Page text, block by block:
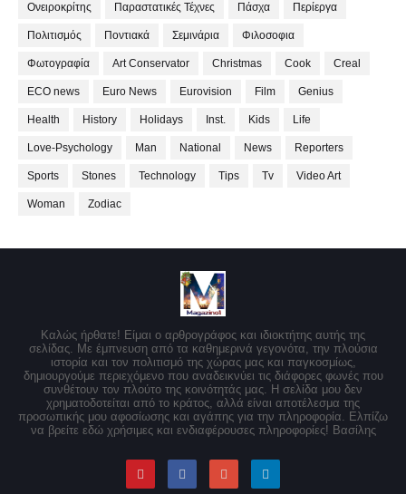
Ονειροκρίτης Παραστατικές Τέχνες Πάσχα Περίεργα
Πολιτισμός Ποντιακά Σεμινάρια Φιλοσοφια
Φωτογραφία Art Conservator Christmas Cook Creal
ECO news Euro News Eurovision Film Genius
Health History Holidays Inst. Kids Life
Love-Psychology Man National News Reporters
Sports Stones Technology Tips Tv Video Art
Woman Zodiac
Καλώς ήρθατε! Είμαι ο αρθρογράφος και ιδιοκτήτης αυτής της
σελίδας. Με έμπνευση από τα καθημερινά γεγονότα, την πλούσια
ιστορία και τον πολιτισμό της χώρας μας και παγκοσμίως,
δημιουργούμε περιεχόμενο που αναδεικνύει τις διάφορες φωνές που
συνθέτουν τον πλούτο της κοινότητάς μας. Η σελίδα μου δεν
χρηματοδοτείται από το κράτος, αλλά είναι αποτέλεσμα της
προσωπικής μου αφοσίωσης και αγάπης για την πληροφορία. Ελπίζω
να βρείτε εδώ χρήσιμες και ενδιαφέρουσες πληροφορίες! Βασίλης